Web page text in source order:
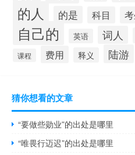
的人 的是 科目
自己的 英语 词人
课程 费用 释义 陆游
猜你想看的文章
“要做些勋业”的出处是哪里
“唯畏行迈迟”的出处是哪里